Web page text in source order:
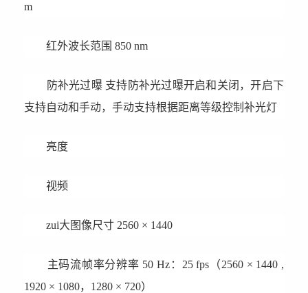
m
红外波长范围 850 nm
防补光过曝 支持防补光过曝开启和关闭，开启下
支持自动和手动，手动支持根据距离等级控制补光灯
亮度
视频
zui大图像尺寸 2560 × 1440
主码流帧率分辨率 50 Hz：25 fps（2560 × 1440 ,
1920 × 1080，1280 × 720）